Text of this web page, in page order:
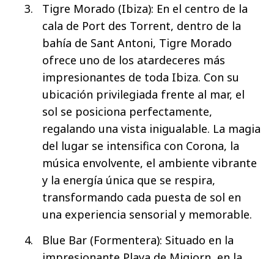
Tigre Morado (Ibiza): En el centro de la
cala de Port des Torrent, dentro de la
bahía de Sant Antoni, Tigre Morado
ofrece uno de los atardeceres más
impresionantes de toda Ibiza. Con su
ubicación privilegiada frente al mar, el
sol se posiciona perfectamente,
regalando una vista inigualable. La magia
del lugar se intensifica con Corona, la
música envolvente, el ambiente vibrante
y la energía única que se respira,
transformando cada puesta de sol en
una experiencia sensorial y memorable.
Blue Bar (Formentera): Situado en la